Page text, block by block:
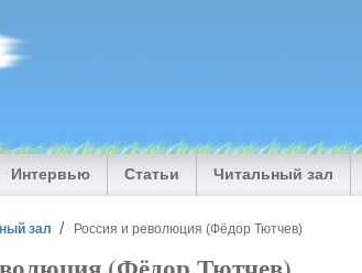
Интервью Статьи Читальный зал
зал Россия и революция (Фёдор Тютчев)